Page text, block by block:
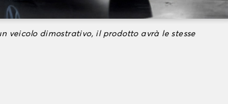
veicolo dimostrativo, il prodotto avrà le stesse